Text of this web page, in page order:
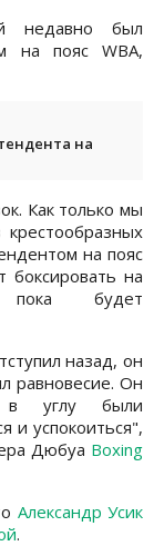
недавно был
на пояс WBA,
на
Как только мы
на пояс
на
пока будет
назад, он
равновесие. Он
в углу были
и успокоиться",
Дюбуа Boxing
Александр Усик
.